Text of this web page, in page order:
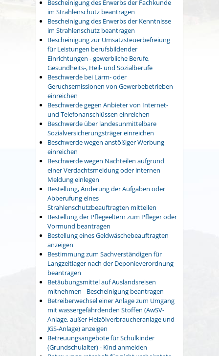
Bescheinigung des Erwerbs der Fachkunde
im Strahlenschutz beantragen
Bescheinigung des Erwerbs der Kenntnisse
im Strahlenschutz beantragen
Bescheinigung zur Umsatzsteuerbefreiung
für Leistungen berufsbildender
Einrichtungen - gewerbliche Berufe,
Gesundheits-, Heil- und Sozialberufe
Beschwerde bei Lärm- oder
Geruchsemissionen von Gewerbebetrieben
einreichen
Beschwerde gegen Anbieter von Internet-
und Telefonanschlüssen einreichen
Beschwerde über landesunmittelbare
Sozialversicherungsträger einreichen
Beschwerde wegen anstößiger Werbung
einreichen
Beschwerde wegen Nachteilen aufgrund
einer Verdachtsmeldung oder internen
Meldung einlegen
Bestellung, Änderung der Aufgaben oder
Abberufung eines
Strahlenschutzbeauftragten mitteilen
Bestellung der Pflegeeltern zum Pfleger oder
Vormund beantragen
Bestellung eines Geldwäschebeauftragten
anzeigen
Bestimmung zum Sachverständigen für
Langzeitlager nach der Deponieverordnung
beantragen
Betäubungsmittel auf Auslandsreisen
mitnehmen - Bescheinigung beantragen
Betreiberwechsel einer Anlage zum Umgang
mit wassergefährdenden Stoffen (AwSV-
Anlage, außer Heizölverbraucheranlage und
JGS-Anlage) anzeigen
Betreuungsangebote für Schulkinder
(Grundschulalter) - Kind anmelden